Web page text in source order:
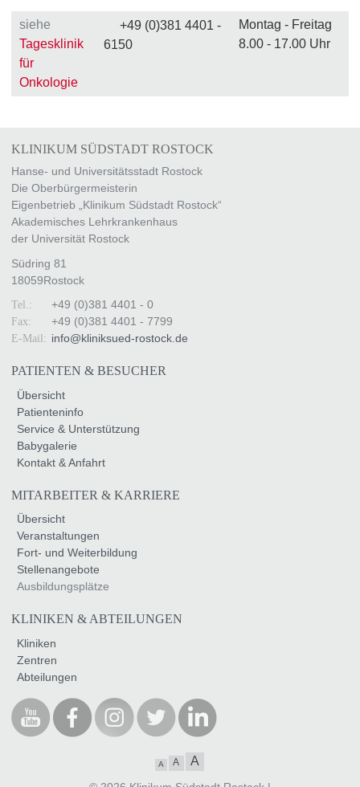
siehe
Tagesklinik
für
Onkologie
+49 (0)381 4401 -
6150
Montag - Freitag
8.00 - 17.00 Uhr
KLINIKUM SÜDSTADT ROSTOCK
Hanse- und Universitätsstadt Rostock
Die Oberbürgermeisterin
Eigenbetrieb „Klinikum Südstadt Rostock“
Akademisches Lehrkrankenhaus
der Universität Rostock
Südring 81
18059Rostock
Tel.: +49 (0)381 4401 - 0
Fax: +49 (0)381 4401 - 7799
E-Mail: info@kliniksued-rostock.de
PATIENTEN & BESUCHER
Übersicht
Patienteninfo
Service & Unterstützung
Babygalerie
Kontakt & Anfahrt
MITARBEITER & KARRIERE
Übersicht
Veranstaltungen
Fort- und Weiterbildung
Stellenangebote
Ausbildungsplätze
KLINIKEN & ABTEILUNGEN
Kliniken
Zentren
Abteilungen
A A A